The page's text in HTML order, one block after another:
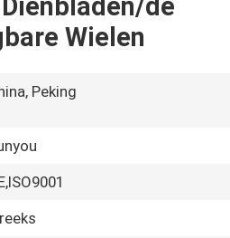
Wielen
Peking